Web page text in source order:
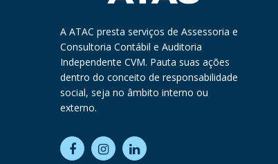
A ATAC presta serviços de Assessoria e
Consultoria Contábil e Auditoria
Independente CVM. Pauta suas ações
dentro do conceito de responsabilidade
social, seja no âmbito interno ou
externo.